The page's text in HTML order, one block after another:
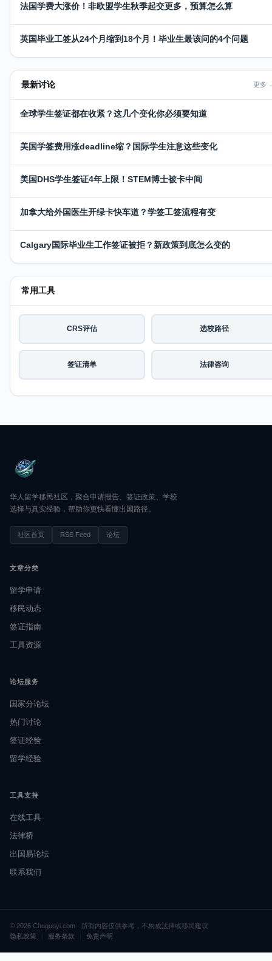
法国学费大涨价！非欧盟学生秋季起交更多，预算怎么算
英国毕业工签从24个月缩到18个月！毕业生最该问的4个问题
最新讨论 更多
全球学生签证都在收紧？这几个变化你必须要知道
美国学签费用涨deadline缩？国际学生注意这些变化
美国DHS学生签证4年上限！STEM博士被卡中间
加拿大给外国医生开绿卡快车道？学签工签流程有变
Calgary国际毕业生工作签证被拒？新政策到底怎么变的
常用工具
CRS评估 选校路径
签证清单 法律咨询
华人留学移民社区，聚合申请报告、签证政策、学校
选择与真实经验，帮助你更快看懂出国路径。
社区首页 RSS Feed 论坛
文章分类
留学申请
移民动态
签证指南
工具资源
论坛服务
国家分论坛
热门讨论
签证经验
留学经验
工具支持
在线工具
法律桥
出国易论坛
联系我们
© 2026 Chuguoyi.com · 所有内容仅供参考，不构成法律或移民建议
隐私政策
服务条款 免责声明